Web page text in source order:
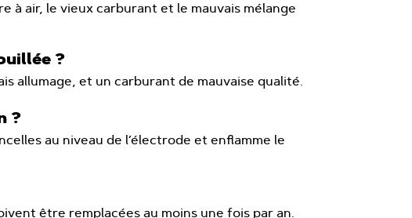
à air, le vieux carburant et le mauvais mélange
?
allumage, et un carburant de mauvaise qualité.
?
au niveau de l’électrode et enflamme le
être remplacées au moins une fois par an.